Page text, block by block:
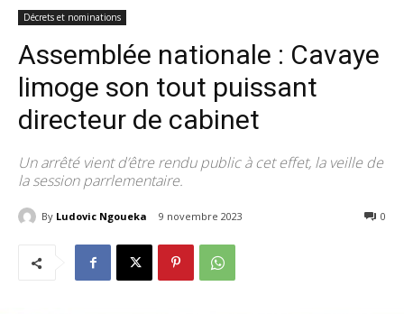
Décrets et nominations
Assemblée nationale : Cavaye
limoge son tout puissant
directeur de cabinet
Un arrêté vient d’être rendu public à cet effet, la veille de
la session parrlementaire.
By Ludovic Ngoueka 9 novembre 2023 0